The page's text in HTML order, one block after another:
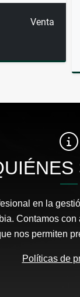
Venta
en la
Contamos
nos permiten
Políticas de